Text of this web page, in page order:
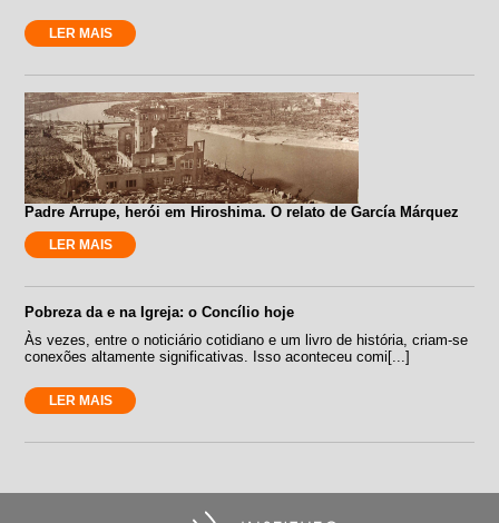
LER MAIS
Padre Arrupe, herói em Hiroshima. O relato de García Márquez
LER MAIS
Pobreza da e na Igreja: o Concílio hoje
Às vezes, entre o noticiário cotidiano e um livro de história, criam-se
conexões altamente significativas. Isso aconteceu comi[...]
LER MAIS